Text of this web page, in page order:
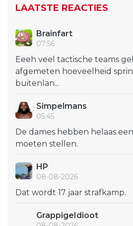
LAATSTE REACTIES
Brainfart
07:56
Eeeh veel tactische teams
afgemeten hoeveelheid
buitenlan...
Simpelmans
05:45
De dames hebben helaas
moeten stellen.
HP
08-08-2026
Dat wordt 17 jaar strafkamp.
GrappigeIdioot